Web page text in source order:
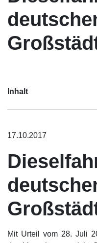
Inhalt
17.10.2017
Mit Urteil vom 28. Juli